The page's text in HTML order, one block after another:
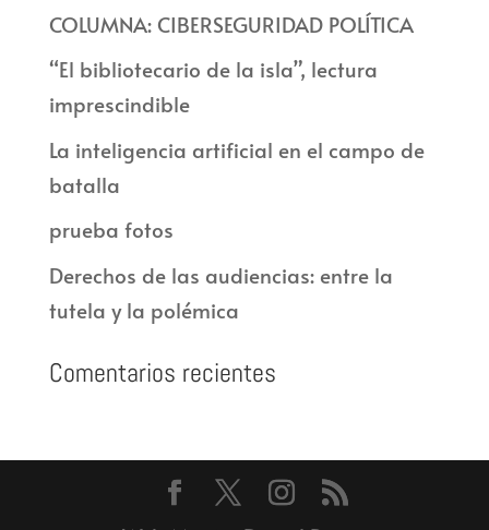
COLUMNA: CIBERSEGURIDAD POLÍTICA
“El bibliotecario de la isla”, lectura
imprescindible
La inteligencia artificial en el campo de
batalla
prueba fotos
Derechos de las audiencias: entre la
tutela y la polémica
Comentarios recientes